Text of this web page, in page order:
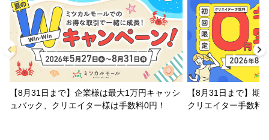
【8月31日まで】企業様は最大1万円キャッシ
ュバック、クリエイター様は手数料0円！
【8月31日まで】期
クリエイター手数料